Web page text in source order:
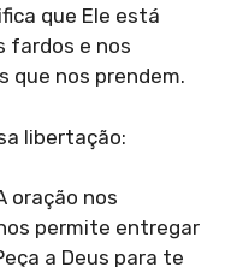
que Ele está
fardos e nos
que nos prendem.
libertação:
oração nos
permite entregar
a Deus para te